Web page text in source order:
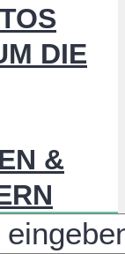
DIE
&